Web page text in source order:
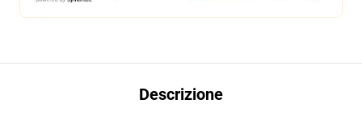
Descrizione